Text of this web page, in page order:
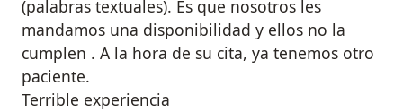
(palabras textuales). Es que nosotros les
mandamos una disponibilidad y ellos no la
cumplen . A la hora de su cita, ya tenemos otro
paciente.
Terrible experiencia